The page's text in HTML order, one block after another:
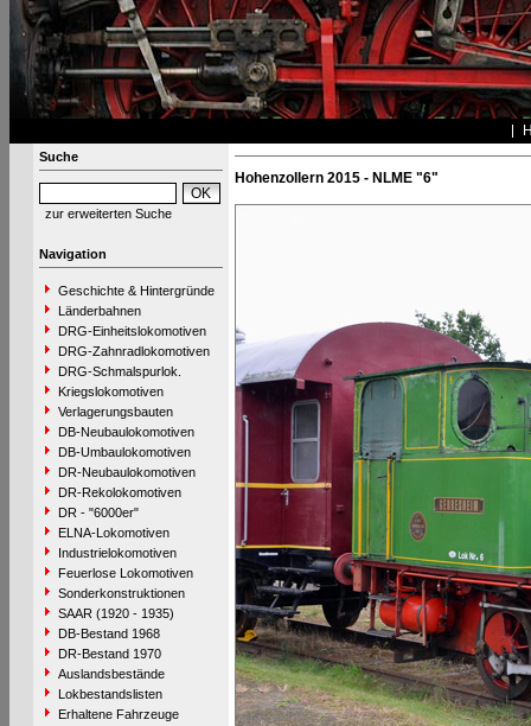
Suche
zur erweiterten Suche
Navigation
Geschichte & Hintergründe
Länderbahnen
DRG-Einheitslokomotiven
DRG-Zahnradlokomotiven
DRG-Schmalspurlok.
Kriegslokomotiven
Verlagerungsbauten
DB-Neubaulokomotiven
DB-Umbaulokomotiven
DR-Neubaulokomotiven
DR-Rekolokomotiven
DR - "6000er"
ELNA-Lokomotiven
Industrielokomotiven
Feuerlose Lokomotiven
Sonderkonstruktionen
SAAR (1920 - 1935)
DB-Bestand 1968
DR-Bestand 1970
Auslandsbestände
Lokbestandslisten
Erhaltene Fahrzeuge
Hohenzollern 2015 - NLME "6"